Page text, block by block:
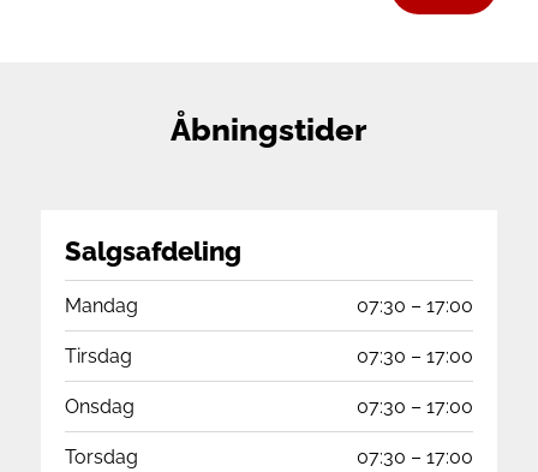
Åbningstider
Salgsafdeling
Mandag 07:30 – 17:00
Tirsdag 07:30 – 17:00
Onsdag 07:30 – 17:00
Torsdag 07:30 – 17:00